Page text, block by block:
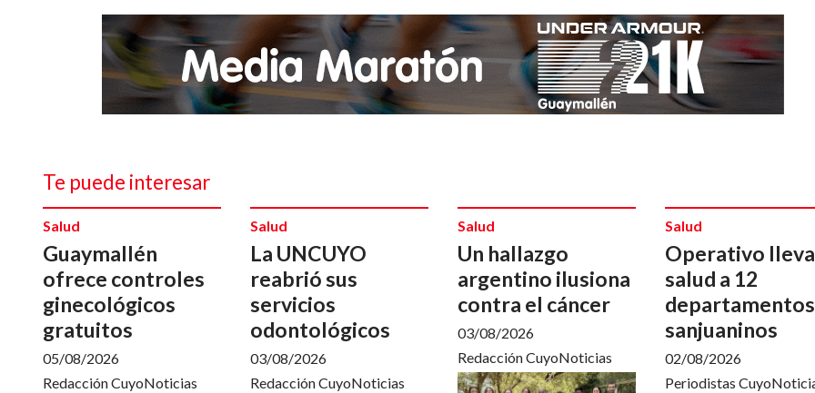
Te puede interesar
Guaymallén
ofrece controles
ginecológicos
gratuitos
Redacción CuyoNoticias
Salud
05/08/2026
La UNCUYO
reabrió sus
servicios
odontológicos
Redacción CuyoNoticias
Salud
03/08/2026
Un hallazgo
argentino ilusiona
contra el cáncer
Redacción CuyoNoticias
Salud
03/08/2026
Operativo lleva
salud a 12
departamentos
sanjuaninos
Periodistas
Salud
02/08/2026